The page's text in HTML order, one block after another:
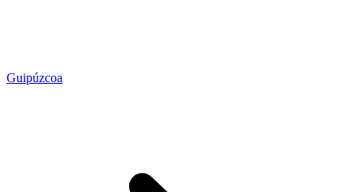
Guipúzcoa